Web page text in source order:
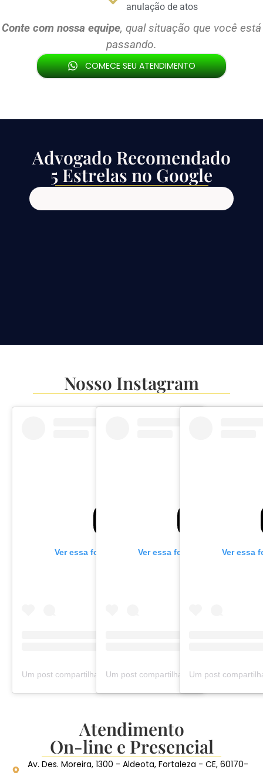
anulação de atos
Conte com nossa equipe, qual situação que você está
passando.
COMECE SEU ATENDIMENTO
Atendimentoseguro e sigiloso.
Advogado Recomendado
5 Estrelas no Google
Nosso Instagram
Ver essa foto no Instagram
Um post compartilhado por Sávio Sá | Advogado (@savio.sa.adv)
Ver essa foto no Instagram
Ver essa
Atendimento
On-line e Presencial
Av. Des. Moreira, 1300 - Aldeota, Fortaleza - CE, 60170-